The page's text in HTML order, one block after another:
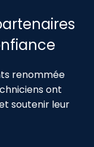
renommée
ont
soutenir leur